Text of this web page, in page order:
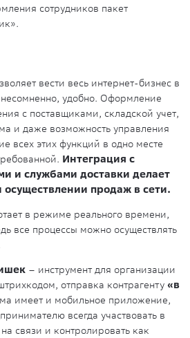
сотрудников пакет
вести весь интернет-бизнес в
удобно. Оформление
с поставщиками, складской учет,
и даже возможность управления
всех этих функций в одно месте
Интеграция с
и службами доставки делает
продаж в сети.
в режиме реального времени,
все процессы можно осуществлять
– инструмент для организации
отправка контрагенту «в
имеет и мобильное приложение,
всегда участвовать в
связи и контролировать как